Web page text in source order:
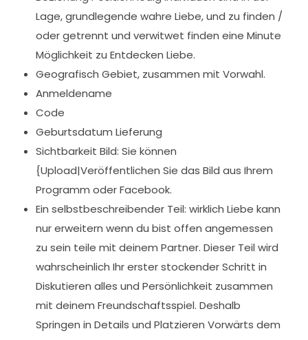
Lage, grundlegende wahre Liebe, und zu finden /
oder getrennt und verwitwet finden eine Minute
Möglichkeit zu Entdecken Liebe.
Geografisch Gebiet, zusammen mit Vorwahl.
Anmeldename
Code
Geburtsdatum Lieferung
Sichtbarkeit Bild: Sie können
{Upload|Veröffentlichen Sie das Bild aus Ihrem
Programm oder Facebook.
Ein selbstbeschreibender Teil: wirklich Liebe kann
nur erweitern wenn du bist offen angemessen
zu sein teile mit deinem Partner. Dieser Teil wird
wahrscheinlich Ihr erster stockender Schritt in
Diskutieren alles und Persönlichkeit zusammen
mit deinem Freundschaftsspiel. Deshalb
Springen in Details und Platzieren Vorwärts dem